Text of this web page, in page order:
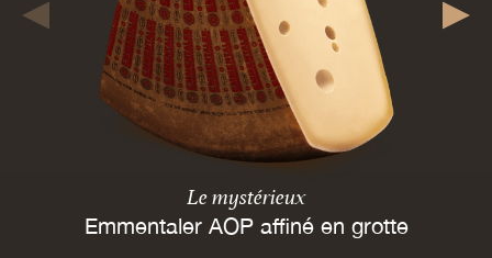
Le mystérieux
Emmentaler AOP affiné en grotte